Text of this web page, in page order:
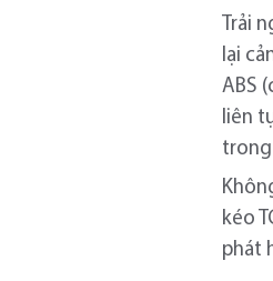
Trải
lại
ABS
liên
trong
kéo
phát